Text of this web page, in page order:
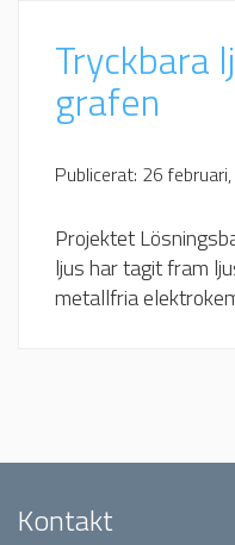
Tryckbara
grafen
Publicerat: 26
Projektet
ljus har tagit fram
metallfria
Kontakt